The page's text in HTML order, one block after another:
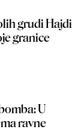
grudi Hajdi
granice
U
ravne